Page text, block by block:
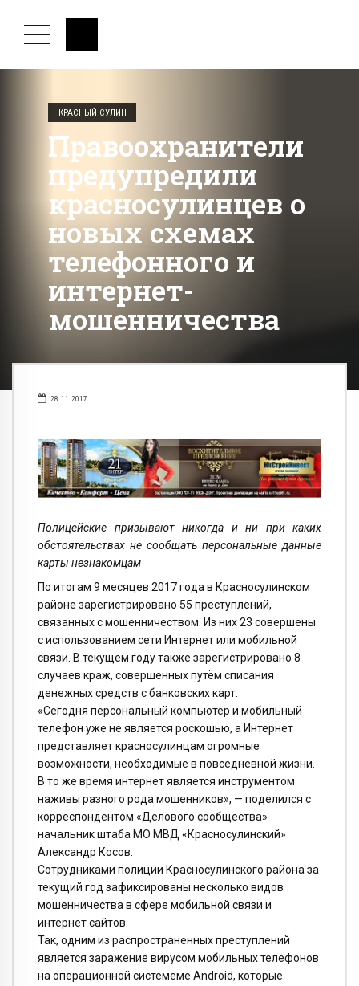
КРАСНЫЙ СУЛИН
Правоохранители
предупредили
красносулинцев о
новых схемах
телефонного и
интернет-
мошенничества
28.11.2017
Полицейские призывают никогда и ни при каких
обстоятельствах не сообщать персональные данные
карты незнакомцам
По итогам 9 месяцев 2017 года в Красносулинском
районе зарегистрировано 55 преступлений,
связанных с мошенничеством. Из них 23 совершены
с использованием сети Интернет или мобильной
связи. В текущем году также зарегистрировано 8
случаев краж, совершенных путём списания
денежных средств с банковских карт.
«Сегодня персональный компьютер и мобильный
телефон уже не является роскошью, а Интернет
представляет красносулинцам огромные
возможности, необходимые в повседневной жизни.
В то же время интернет является инструментом
наживы разного рода мошенников», — поделился с
корреспондентом «Делового сообщества»
начальник штаба МО МВД «Красносулинский»
Александр Косов.
Сотрудниками полиции Красносулинского района за
текущий год зафиксированы несколько видов
мошенничества в сфере мобильной связи и
интернет сайтов.
Так, одним из распространенных преступлений
является заражение вирусом мобильных телефонов
на операционной системеме Android, которые